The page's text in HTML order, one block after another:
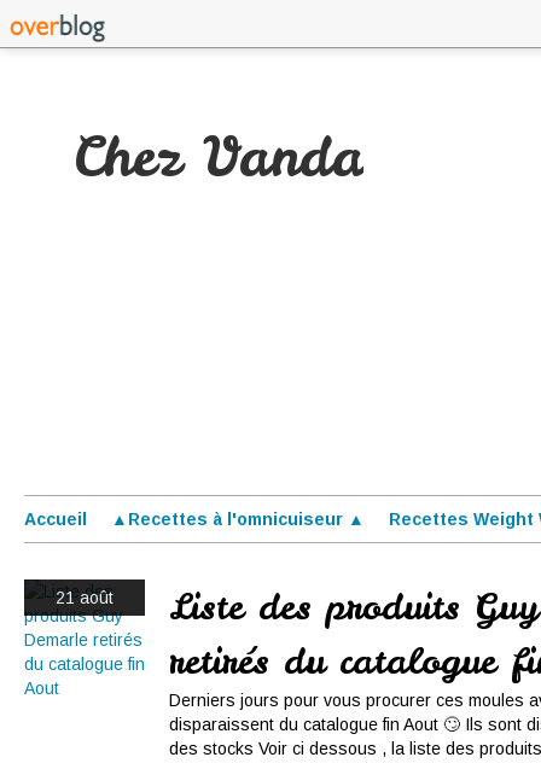
Chez Vanda
Accueil ▲Recettes à l'omnicuiseur ▲ Recettes Weight
21 août
Liste des produits
retirés du catalogue
Derniers jours pour vous procurer ces moules
disparaissent du catalogue fin Aout 🙄 Ils sont
des stocks Voir ci dessous , la liste des